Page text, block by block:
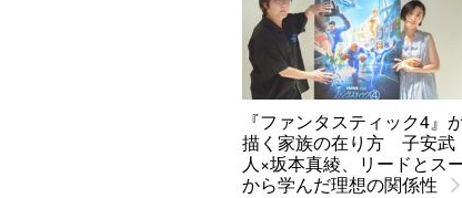
『ファンタスティック4』
描く家族の在り方 子安武
人×坂本真綾、リードとス
から学んだ理想の関係性